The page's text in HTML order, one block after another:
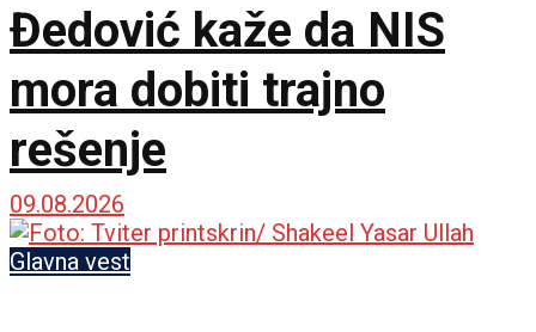
Đedović kaže da NIS
mora dobiti trajno
rešenje
09.08.2026
Glavna vest